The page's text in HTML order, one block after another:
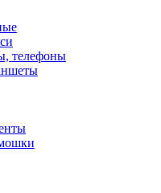
телефоны